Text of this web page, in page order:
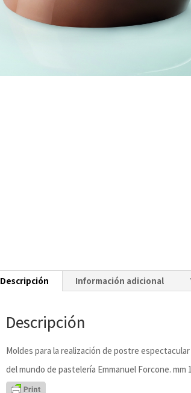
Descripción Información adicional
Descripción
Moldes para la realización de postre
del mundo de pastelería Emmanuel Forcone. mm